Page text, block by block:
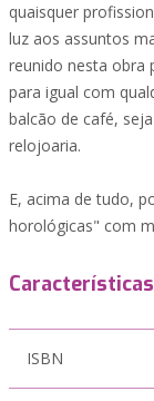
quaisquer
luz aos assuntos
reunido nesta obra
para igual com
balcão de café,
relojoaria.
E, acima de tudo,
horológicas" com
Características
ISBN